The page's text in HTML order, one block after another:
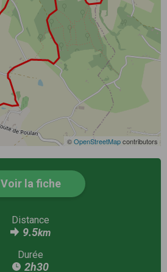
©OpenStreetMapcontributors
Voir la fiche
Distance
9.5km
Durée
2h30